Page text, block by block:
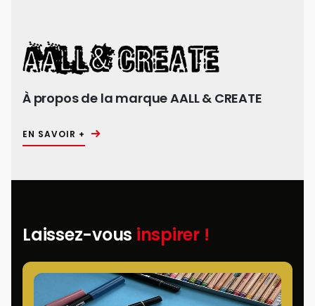
À propos de la marque AALL & CREATE
EN SAVOIR +
Laissez-vous inspirer !